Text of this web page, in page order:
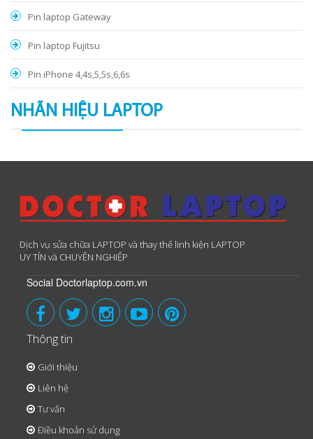
Pin laptop Gateway
Pin laptop Fujitsu
Pin iPhone 4,4s,5,5s,6,6s
NHÃN HIỆU LAPTOP
Dịch vụ sửa chữa LAPTOP và thay thế linh kiện LAPTOP
UY TÍN và CHUYÊN NGHIỆP
Social Doctorlaptop.com.vn
Thông tin
Giới thiệu
Liên hệ
Tư vấn
Điều khoản sử dụng